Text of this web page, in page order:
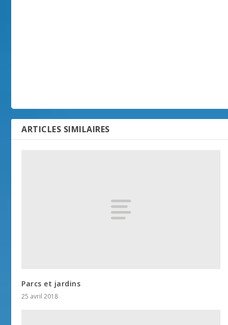
ARTICLES SIMILAIRES
Parcs et jardins
25 avril 2018